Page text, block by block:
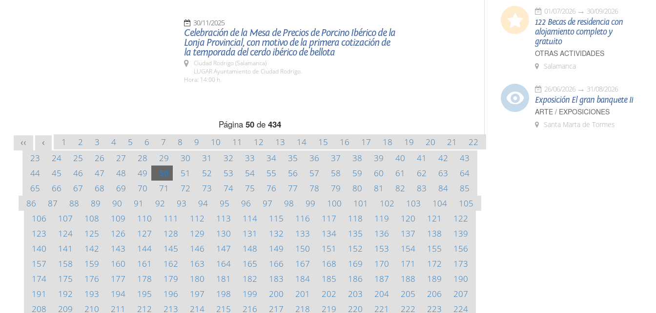
30/11/2025
Celebración de la Mesa de Precios de Porcino Ibérico de la
Lonja Provincial, con motivo de la primera cotización de
la temporada del cerdo ibérico de bellota
Ciudad Rodrigo (Salamanca)
LUGAR Ayuntamiento de Ciudad Rodrigo.
Hora: 14:00 h.
Página 50 de 434
<< < 1 2 3 4 5 6 7 8 9 10 11 12 13 14 15 16 17 18 19 20 21
22
23
24 25 26 27 28 29 30 31 32 33 34 35 36 37 38 39 40 41 42
43
44
45 46 47 48 49 50 51 52 53 54 55 56 57 58 59 60 61 62 63
64
65
66 67 68 69 70 71 72 73 74 75 76 77 78 79 80 81 82 83 84
85
86
87 88 89 90 91 92 93 94 95 96 97 98 99 100 101 102 103 104
105
106
107 108 109 110 111 112 113 114 115 116 117 118 119 120 121
122
123
124 125 126 127 128 129 130 131 132 133 134 135 136 137 138
139
140
141 142 143 144 145 146 147 148 149 150 151 152 153 154 155
156
157
158 159 160 161 162 163 164 165 166 167 168 169 170 171 172
173
174
175 176 177 178 179 180 181 182 183 184 185 186 187 188 189
190
191
192 193 194 195 196 197 198 199 200 201 202 203 204 205 206
207
208
209 210 211 212 213 214 215 216 217 218 219 220 221 222 223 224
01/07/2026 30/09/2026
122 Becas de residencia con
alojamiento completo y
gratuito
OTRAS ACTIVIDADES
Salamanca
26/06/2026 31/08/2026
Exposición El gran banquete II
ARTE / EXPOSICIONES
Santa Marta de Tormes